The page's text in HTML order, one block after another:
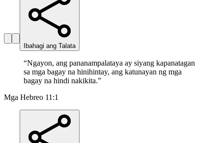
Ibahagi ang Talata
“Ngayon, ang pananampalataya ay siyang kapanatagan
sa mga bagay na hinihintay, ang katunayan ng mga
bagay na hindi nakikita.”
Mga Hebreo 11:1